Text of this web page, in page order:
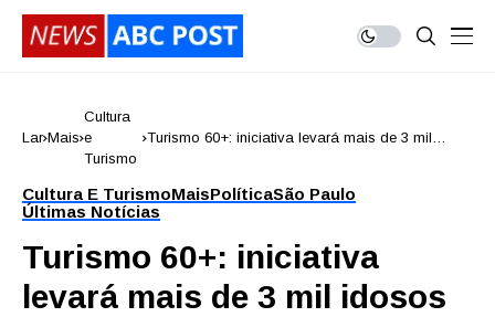
Lar Mais
Cultura
e
Turismo
Turismo 60+: iniciativa levará mais de 3 mil
Cultura E TurismoMaisPolíticaSão Paulo
Últimas Notícias
Turismo 60+: iniciativa
levará mais de 3 mil idosos